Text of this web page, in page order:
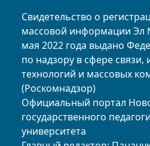
Свидетельство о
массовой информации Эл
мая 2022 года выдано
по надзору в сфере
технологий и массовых
(Роскомнадзор)
Официальный портал
государственного
университета